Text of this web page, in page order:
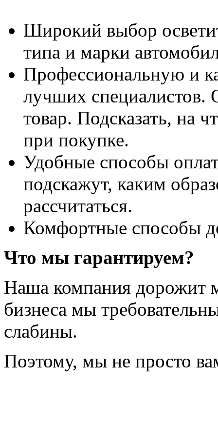
Широкий выбор
типа и марки
Профессиональную и
лучших специалистов.
товар. Подсказать, на
при покупке.
Удобные способы
подскажут, каким
рассчитаться.
Комфортные способы
Что мы гарантируем?
Наша компания дорожит
бизнеса мы
слабины.
Поэтому, мы не просто